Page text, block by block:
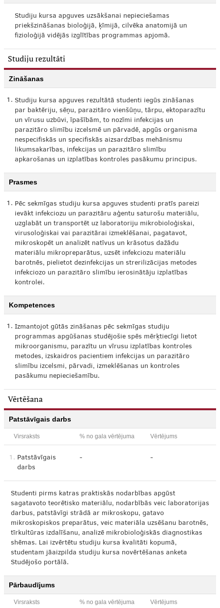
Studiju kursa apguves uzsākšanai nepieciešamas
priekšzināšanas bioloģijā, ķīmijā, cilvēka anatomijā un
fizioloģijā vidējās izglītības programmas apjomā.
Studiju rezultāti
Zināšanas
1. Studiju kursa apguves rezultātā studenti iegūs zināšanas
par baktēriju, sēņu, parazitāro vienšūņu, tārpu, ektoparazītu
un vīrusu uzbūvi, īpašībām, to nozīmi infekcijas un
parazitāro slimību izcelsmē un pārvadē, apgūs organisma
nespecifiskās un specifiskās aizsardzības mehānismu
likumsakarības, infekcijas un parazitāro slimību
apkarošanas un izplatības kontroles pasākumu principus.
Prasmes
1. Pēc sekmīgas studiju kursa apguves studenti pratīs pareizi
ievākt infekciozu un parazitāru aģentu saturošu materiālu,
uzglabāt un transportēt uz laboratoriju mikrobioloģiskai,
virusoloģiskai vai parazitārai izmeklēšanai, pagatavot,
mikroskopēt un analizēt natīvus un krāsotus dažādu
materiālu mikropreparātus, uzsēt infekciozu materiālu
barotnēs, pielietot dezinfekcijas un strerilizācijas metodes
infekciozo un parazitāro slimību ierosinātāju izplatības
kontrolei.
Kompetences
1. Izmantojot gūtās zināšanas pēc sekmīgas studiju
programmas apgūšanas studējošie spēs mērķtiecīgi lietot
mikroorganismu, parazītu un vīrusu izplatības kontroles
metodes, izskaidros pacientiem infekcijas un parazitāro
slimību izcelsmi, pārvadi, izmeklēšanas un kontroles
pasākumu nepieciešamību.
Vērtēšana
Patstāvīgais darbs
Virsraksts % no gala vērtējuma Vērtējums
1. Patstāvīgais
darbs
- -
Studenti pirms katras praktiskās nodarbības apgūst
sagatavoto teorētisko materiālu, nodarbībās veic laboratorijas
darbus, patstāvīgi strādā ar mikroskopu, gatavo
mikroskopiskos preparātus, veic materiāla uzsēšanu barotnēs,
tīrkultūras izdalīšanu, analizē mikrobioloģiskās diagnostikas
shēmas. Lai izvērtētu studiju kursa kvalitāti kopumā,
studentam jāaizpilda studiju kursa novērtēšanas anketa
Studējošo portālā.
Pārbaudījums
Virsraksts % no gala vērtējuma Vērtējums